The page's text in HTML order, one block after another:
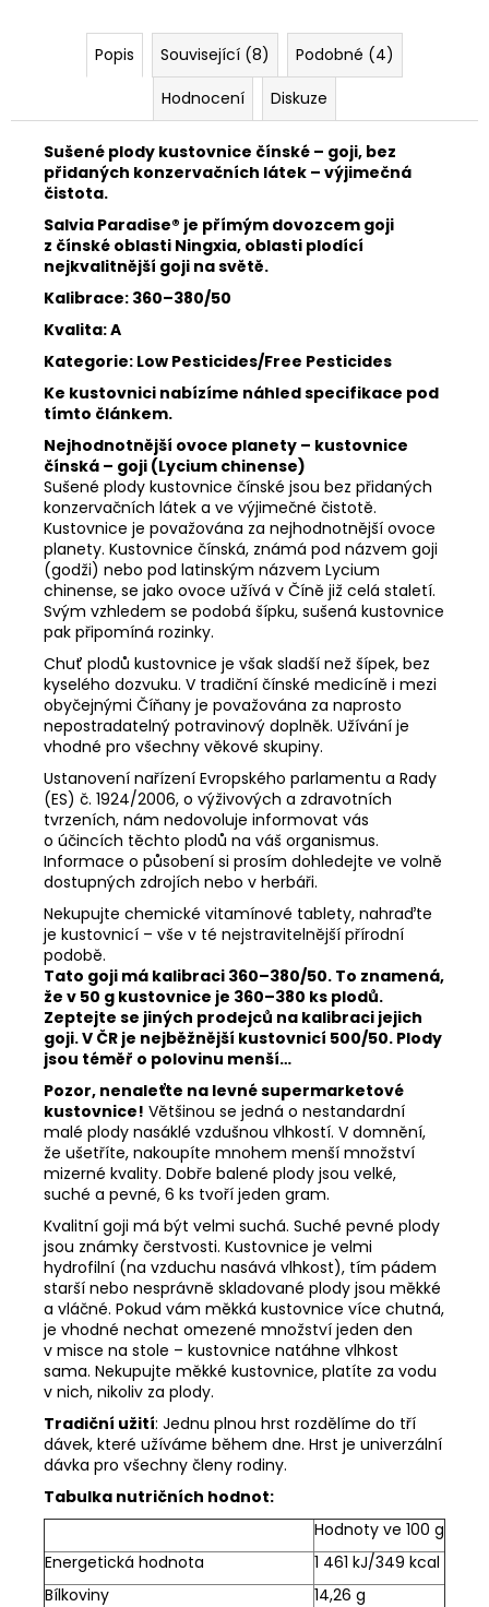
Popis Související (8)
Podobné (4)
Hodnocení
Diskuze
Sušené plody kustovnice čínské – goji, bez
přidaných konzervačních látek – výjimečná
čistota.
Salvia Paradise® je přímým dovozcem goji
z čínské oblasti Ningxia, oblasti plodící
nejkvalitnější goji na světě.
Kalibrace: 360–380/50
Kvalita: A
Kategorie: Low Pesticides/Free Pesticides
Ke kustovnici nabízíme náhled specifikace pod
tímto článkem.
Nejhodnotnější ovoce planety – kustovnice
čínská – goji (Lycium chinense)
Sušené plody kustovnice čínské jsou bez přidaných
konzervačních látek a ve výjimečné čistotě.
Kustovnice je považována za nejhodnotnější ovoce
planety. Kustovnice čínská, známá pod názvem goji
(godži) nebo pod latinským názvem Lycium
chinense, se jako ovoce užívá v Číně již celá staletí.
Svým vzhledem se podobá šípku, sušená kustovnice
pak připomíná rozinky.
Chuť plodů kustovnice je však sladší než šípek, bez
kyselého dozvuku. V tradiční čínské medicíně i mezi
obyčejnými Číňany je považována za naprosto
nepostradatelný potravinový doplněk. Užívání je
vhodné pro všechny věkové skupiny.
Ustanovení nařízení Evropského parlamentu a Rady
(ES) č. 1924/2006, o výživových a zdravotních
tvrzeních, nám nedovoluje informovat vás
o účincích těchto plodů na váš organismus.
Informace o působení si prosím dohledejte ve volně
dostupných zdrojích nebo v herbáři.
Nekupujte chemické vitamínové tablety, nahraďte
je kustovnicí – vše v té nejstravitelnější přírodní
podobě.
Tato goji má kalibraci 360–380/50. To znamená,
že v 50 g kustovnice je 360–380 ks plodů.
Zeptejte se jiných prodejců na kalibraci jejich
goji. V ČR je nejběžnější kustovnicí 500/50. Plody
jsou téměř o polovinu menší…
Pozor, nenaleťte na levné supermarketové
kustovnice! Většinou se jedná o nestandardní
malé plody nasáklé vzdušnou vlhkostí. V domnění,
že ušetříte, nakoupíte mnohem menší množství
mizerné kvality. Dobře balené plody jsou velké,
suché a pevné, 6 ks tvoří jeden gram.
Kvalitní goji má být velmi suchá. Suché pevné plody
jsou známky čerstvosti. Kustovnice je velmi
hydrofilní (na vzduchu nasává vlhkost), tím pádem
starší nebo nesprávně skladované plody jsou měkké
a vláčné. Pokud vám měkká kustovnice více chutná,
je vhodné nechat omezené množství jeden den
v misce na stole – kustovnice natáhne vlhkost
sama. Nekupujte měkké kustovnice, platíte za vodu
v nich, nikoliv za plody.
Tradiční užití: Jednu plnou hrst rozdělíme do tří
dávek, které užíváme během dne. Hrst je univerzální
dávka pro všechny členy rodiny.
Tabulka nutričních hodnot:
Hodnoty ve 100 g
Energetická hodnota
1 461 kJ/349 kcal
Bílkoviny
14,26 g